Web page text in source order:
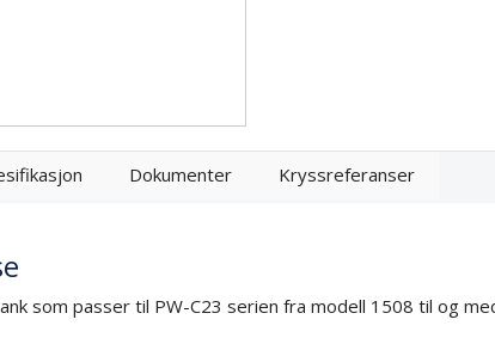
Dokumenter Kryssreferanser
som passer til PW-C23 serien fra modell 1508 til og